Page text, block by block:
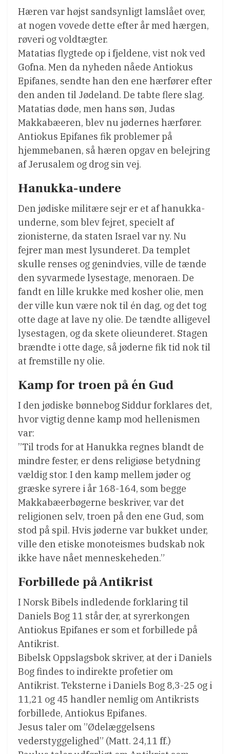
Hæren var højst sandsynligt lamslået over,
at nogen vovede dette efter år med hærgen,
røveri og voldtægter.
Matatias flygtede op i fjeldene, vist nok ved
Gofna. Men da nyheden nåede Antiokus
Epifanes, sendte han den ene hærfører efter
den anden til Jødeland. De tabte flere slag.
Matatias døde, men hans søn, Judas
Makkabæeren, blev nu jødernes hærfører.
Antiokus Epifanes fik problemer på
hjemmebanen, så hæren opgav en belejring
af Jerusalem og drog sin vej.
Hanukka-undere
Den jødiske militære sejr er et af hanukka-
underne, som blev fejret, specielt af
zionisterne, da staten Israel var ny. Nu
fejrer man mest lysunderet. Da templet
skulle renses og genindvies, ville de tænde
den syvarmede lysestage, menoraen. De
fandt en lille krukke med kosher olie, men
der ville kun være nok til én dag, og det tog
otte dage at lave ny olie. De tændte alligevel
lysestagen, og da skete olieunderet. Stagen
brændte i otte dage, så jøderne fik tid nok til
at fremstille ny olie.
Kamp for troen på én Gud
I den jødiske bønnebog Siddur forklares det,
hvor vigtig denne kamp mod hellenismen
var:
”Til trods for at Hanukka regnes blandt de
mindre fester, er dens religiøse betydning
vældig stor. I den kamp mellem jøder og
græske syrere i år 168-164, som begge
Makkabæerbøgerne beskriver, var det
religionen selv, troen på den ene Gud, som
stod på spil. Hvis jøderne var bukket under,
ville den etiske monoteismes budskab nok
ikke have nået menneskeheden.”
Forbillede på Antikrist
I Norsk Bibels indledende forklaring til
Daniels Bog 11 står der, at syrerkongen
Antiokus Epifanes er som et forbillede på
Antikrist.
Bibelsk Oppslagsbok skriver, at der i Daniels
Bog findes to indirekte profetier om
Antikrist. Teksterne i Daniels Bog 8,3-25 og i
11,21 og 45 handler nemlig om Antikrists
forbillede, Antiokus Epifanes.
Jesus taler om ”Ødelæggelsens
vederstyggelighed” (Matt. 24,11 ff.)